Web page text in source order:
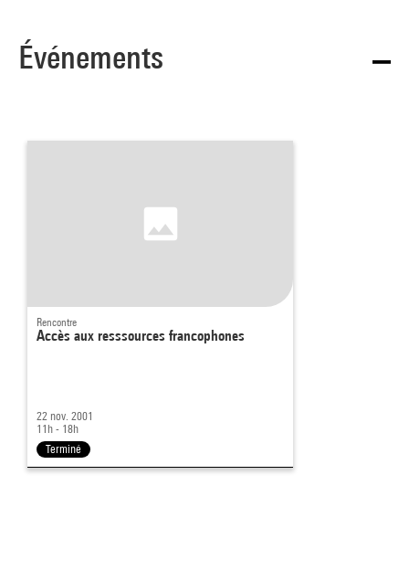
Événements
Rencontre
Accès aux resssources francophones
22 nov. 2001
11h - 18h
Terminé